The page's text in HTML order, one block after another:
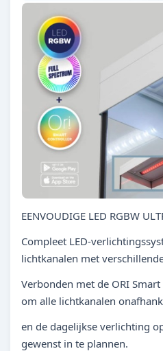
EENVOUDIGE LED RGBW
Compleet LED-
lichtkanalen met
Verbonden met de ORI
om alle lichtkanalen
en de dagelijkse verlichting
gewenst in te plannen.